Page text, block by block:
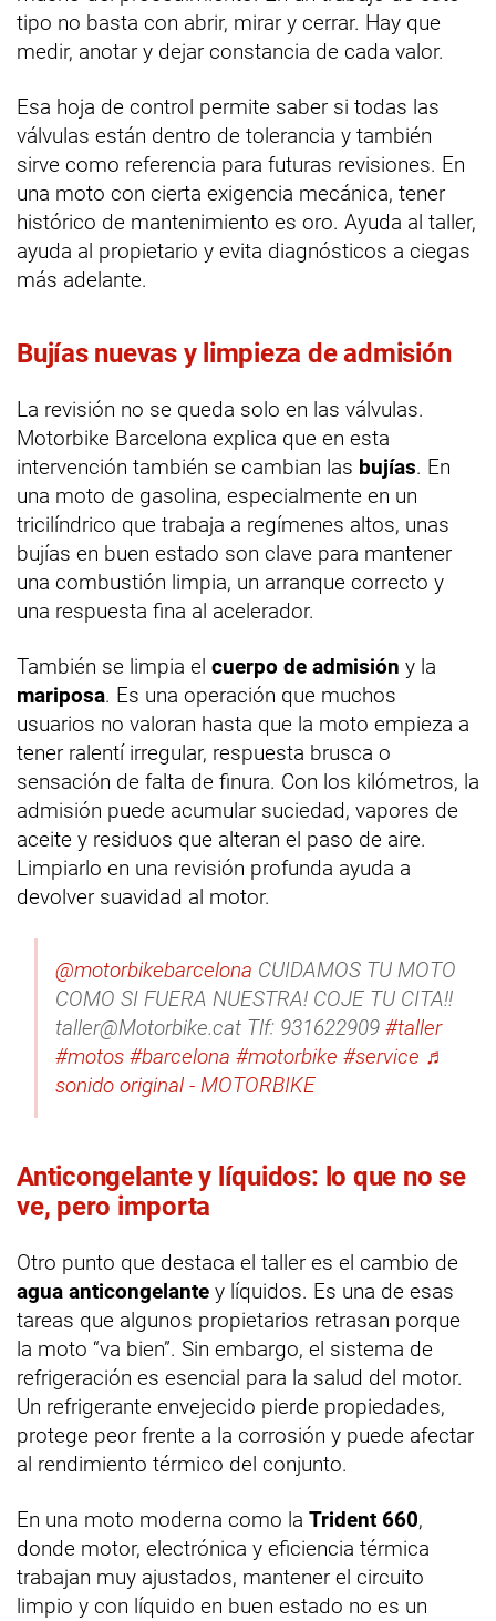
tipo no basta con abrir, mirar y cerrar. Hay que
medir, anotar y dejar constancia de cada valor.
Esa hoja de control permite saber si todas las
válvulas están dentro de tolerancia y también
sirve como referencia para futuras revisiones. En
una moto con cierta exigencia mecánica, tener
histórico de mantenimiento es oro. Ayuda al taller,
ayuda al propietario y evita diagnósticos a ciegas
más adelante.
Bujías nuevas y limpieza de admisión
La revisión no se queda solo en las válvulas.
Motorbike Barcelona explica que en esta
intervención también se cambian las bujías. En
una moto de gasolina, especialmente en un
tricilíndrico que trabaja a regímenes altos, unas
bujías en buen estado son clave para mantener
una combustión limpia, un arranque correcto y
una respuesta fina al acelerador.
También se limpia el cuerpo de admisión y la
mariposa. Es una operación que muchos
usuarios no valoran hasta que la moto empieza a
tener ralentí irregular, respuesta brusca o
sensación de falta de finura. Con los kilómetros, la
admisión puede acumular suciedad, vapores de
aceite y residuos que alteran el paso de aire.
Limpiarlo en una revisión profunda ayuda a
devolver suavidad al motor.
@motorbikebarcelona CUIDAMOS TU MOTO
COMO SI FUERA NUESTRA! COJE TU CITA!!
taller@Motorbike.cat Tlf: 931622909 #taller
#motos #barcelona #motorbike #service ♬
sonido original - MOTORBIKE
Anticongelante y líquidos: lo que no se
ve, pero importa
Otro punto que destaca el taller es el cambio de
agua anticongelante y líquidos. Es una de esas
tareas que algunos propietarios retrasan porque
la moto “va bien”. Sin embargo, el sistema de
refrigeración es esencial para la salud del motor.
Un refrigerante envejecido pierde propiedades,
protege peor frente a la corrosión y puede afectar
al rendimiento térmico del conjunto.
En una moto moderna como la Trident 660,
donde motor, electrónica y eficiencia térmica
trabajan muy ajustados, mantener el circuito
limpio y con líquido en buen estado no es un